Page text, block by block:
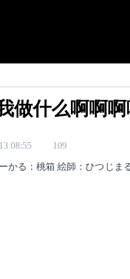
做什么啊啊
08:55 109
かる：桃箱 絵師：ひつじま